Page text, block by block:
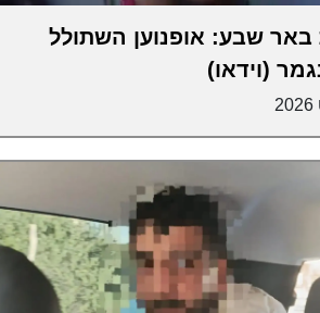
באר שבע: אופנוען השתולל
(וידאו)